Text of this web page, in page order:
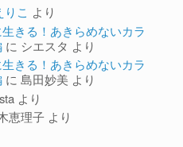
りこ より
きる！あきらめないカラ
に シエスタ より
きる！あきらめないカラ
に 島田妙美 より
より
恵理子より